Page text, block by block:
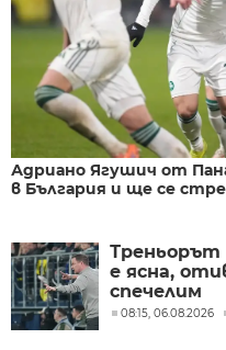
Адриано Ягушич от
в България и ще се
Треньорът
е ясна,
спечелим
08:15, 06.08.2026